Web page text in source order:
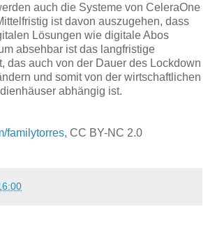
auch die Systeme von CeleraOne
ist davon auszugehen, dass
Lösungen wie digitale Abos
absehbar ist das langfristige
das auch von der Dauer des Lockdown
und somit von der wirtschaftlichen
abhängig ist.
familytorres, CC BY-NC 2.0